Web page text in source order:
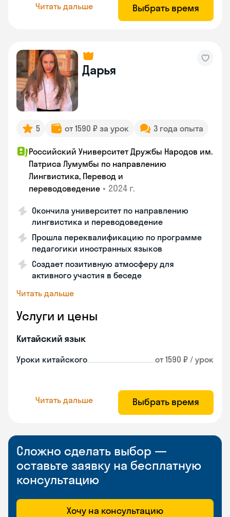
Читать дальше Выбрать время
Дарья
5 от 1590 ₽ за урок 3 года опыта
Российский Университет Дружбы Народов им.
Патриса Лумумбы по направлению
Лингвистика, Перевод и
переводоведение • 2024 г.
Окончила университет по направлению
лингвистика и переводоведение
Прошла переквалификацию по программе
педагогики иностранных языков
Создает позитивную атмосферу для
активного участия в беседе
Читать дальше
Услуги и цены
Китайский язык
Уроки китайского от 1590 ₽ / урок
Читать дальше Выбрать время
Сложно сделать выбор —
оставьте заявку на бесплатную
консультацию
Хочу на консультацию